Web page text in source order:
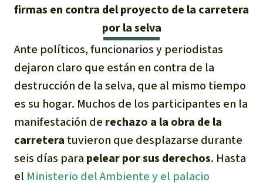
Widget Salva la Selva
Agenda
Selva tropical
Derechos de la Naturaleza
Bioenergía
Agua
Metales
Minería
FAQ
Transparencia
Contacto
English
Français
Italiano
Português
Indonesia
Defensoras y defensores de la
selva
África
Latinoamérica
firmas en contra del proyecto de la carretera
por la selva
Ante políticos, funcionarios y periodistas
dejaron claro que están en contra de la
destrucción de la selva, que al mismo tiempo
es su hogar. Muchos de los participantes en la
manifestación de rechazo a la obra de la
carretera tuvieron que desplazarse durante
seis días para pelear por sus derechos. Hasta
el Ministerio del Ambiente y el palacio